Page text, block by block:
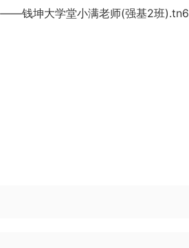
钱坤大学堂小满老师(强基2班).tn6